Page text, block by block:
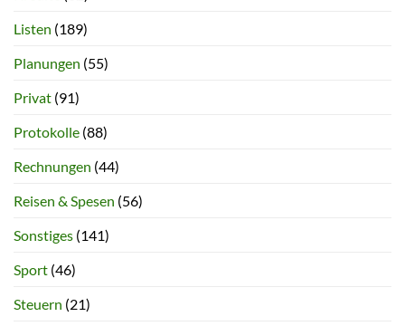
Listen (189)
Planungen (55)
Privat (91)
Protokolle (88)
Rechnungen (44)
Reisen & Spesen (56)
Sonstiges (141)
Sport (46)
Steuern (21)